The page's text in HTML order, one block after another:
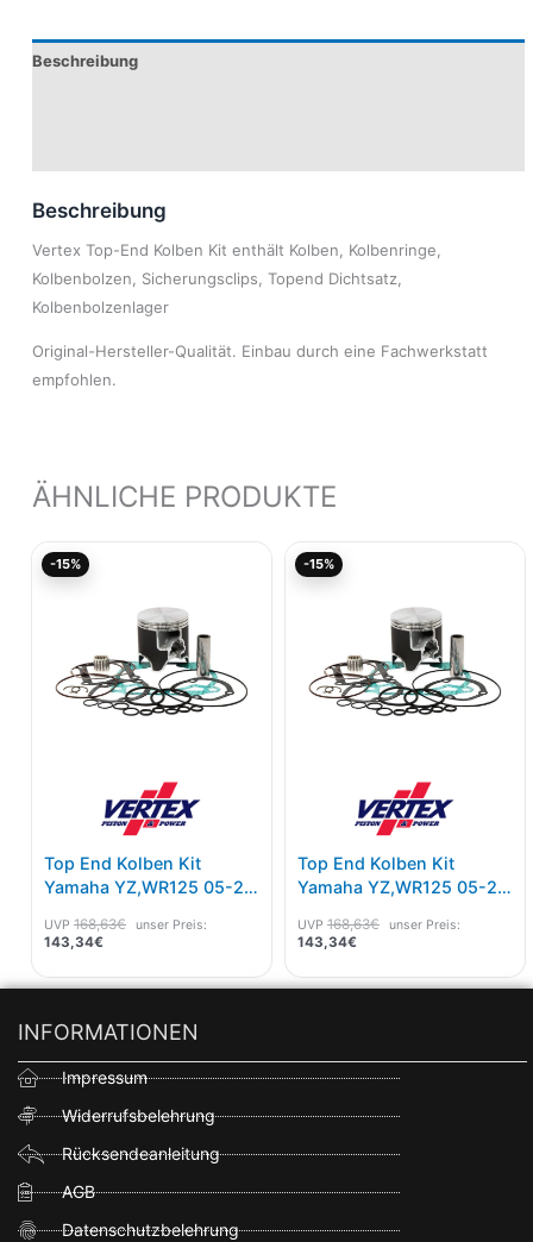
Beschreibung
Beschreibung
Vertex Top-End Kolben Kit enthält Kolben, Kolbenringe,
Kolbenbolzen, Sicherungsclips, Topend Dichtsatz,
Kolbenbolzenlager
Original-Hersteller-Qualität. Einbau durch eine Fachwerkstatt
empfohlen.
ÄHNLICHE PRODUKTE
-15%
Top End Kolben Kit
Yamaha YZ,WR125 05-21
UVP 168,63€
168,63€
unser Preis:
143,34€
143,34€.
-15%
Top End Kolben Kit
Yamaha YZ,WR125 05-21
UVP 168,63€
168,63€
unser Preis:
143,34€
143,34€.
INFORMATIONEN
Impressum
Widerrufsbelehrung
Rücksendeanleitung
AGB
Datenschutzbelehrung